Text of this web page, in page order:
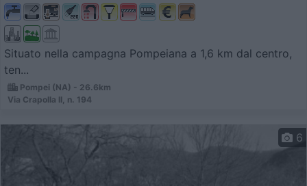
Situato nella campagna Pompeiana a 1,6 km dal centro,
ten...
Pompei (NA) - 26.6km
Via Crapolla II, n. 194
6